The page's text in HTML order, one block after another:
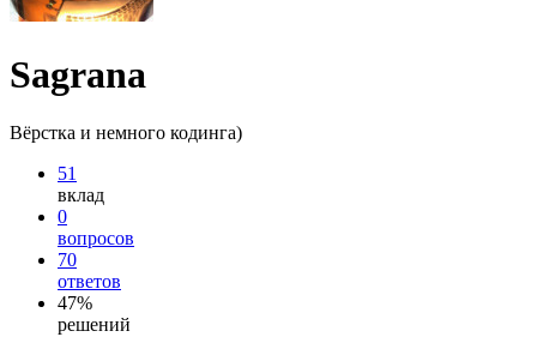
Sagrana
Вёрстка и немного кодинга)
51
вклад
0
вопросов
70
ответов
47%
решений